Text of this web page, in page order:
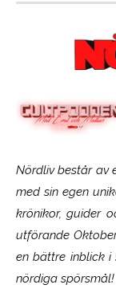
Nördliv består av
med sin egen
krönikor, guider
utförande
en bättre inblick i
nördiga spörsmål!